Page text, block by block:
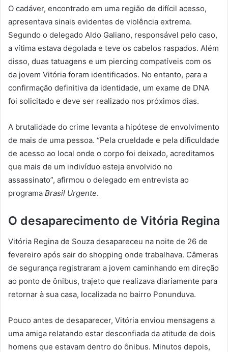
O cadáver, encontrado em uma região de difícil acesso,
apresentava sinais evidentes de violência extrema.
Segundo o delegado Aldo Galiano, responsável pelo caso,
a vítima estava degolada e teve os cabelos raspados. Além
disso, duas tatuagens e um piercing compatíveis com os
da jovem Vitória foram identificados. No entanto, para a
confirmação definitiva da identidade, um exame de DNA
foi solicitado e deve ser realizado nos próximos dias.
A brutalidade do crime levanta a hipótese de envolvimento
de mais de uma pessoa. “Pela crueldade e pela dificuldade
de acesso ao local onde o corpo foi deixado, acreditamos
que mais de um indivíduo esteja envolvido no
assassinato”, afirmou o delegado em entrevista ao
programa Brasil Urgente.
O desaparecimento de Vitória Regina
Vitória Regina de Souza desapareceu na noite de 26 de
fevereiro após sair do shopping onde trabalhava. Câmeras
de segurança registraram a jovem caminhando em direção
ao ponto de ônibus, trajeto que realizava diariamente para
retornar à sua casa, localizada no bairro Ponunduva.
Pouco antes de desaparecer, Vitória enviou mensagens a
uma amiga relatando estar desconfiada da atitude de dois
homens que estavam dentro do ônibus. Minutos depois,